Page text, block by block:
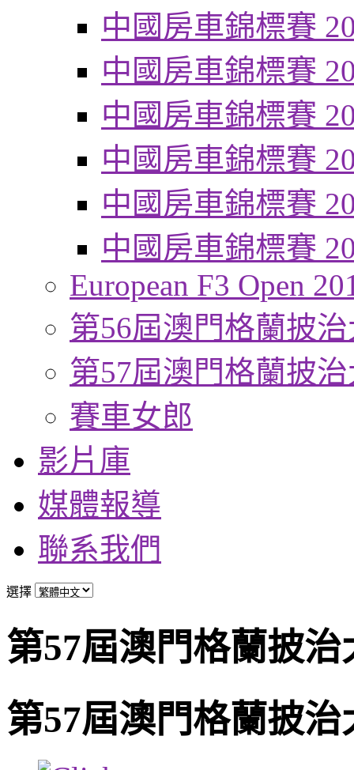
中國房車錦標賽
中國房車錦標賽
中國房車錦標賽
中國房車錦標賽
中國房車錦標賽
中國房車錦標賽
European F3 Open
第56屆澳門格蘭披
第57屆澳門格蘭披
賽車女郎
影片庫
媒體報導
聯系我們
選擇
第57屆澳門格蘭披治
第57屆澳門格蘭披治